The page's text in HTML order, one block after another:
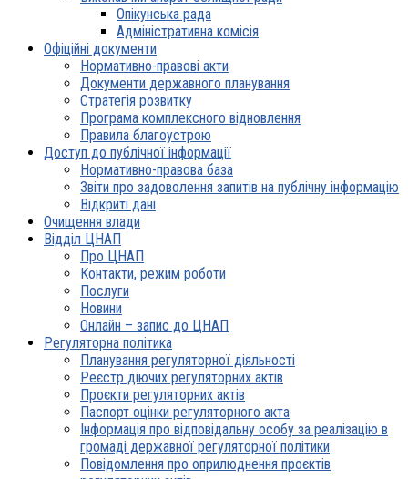
Опікунська рада
Адміністративна комісія
Офіційні документи
Нормативно-правові акти
Документи державного планування
Стратегія розвитку
Програма комплексного відновлення
Правила благоустрою
Доступ до публічної інформації
Нормативно-правова база
Звіти про задоволення запитів на публічну інформацію
Відкриті дані
Очищення влади
Відділ ЦНАП
Про ЦНАП
Контакти, режим роботи
Послуги
Новини
Онлайн – запис до ЦНАП
Регуляторна політика
Планування регуляторної діяльності
Реєстр діючих регуляторних актів
Проєкти регуляторних актів
Паспорт оцінки регуляторного акта
Інформація про відповідальну особу за реалізацію в
громаді державної регуляторної політики
Повідомлення про оприлюднення проєктів